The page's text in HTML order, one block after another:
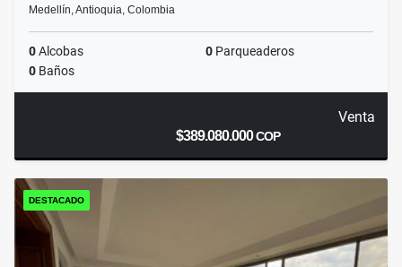
Medellín, Antioquia, Colombia
0Alcobas 0 Parqueaderos
0 Baños
Venta
$389.080.000COP
DESTACADO